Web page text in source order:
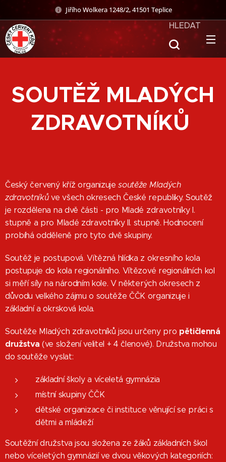
Jiřího Wolkera 1248/2, 41501 Teplice
HLEDAT
SOUTĚŽ MLADÝCH
ZDRAVOTNÍKŮ
Český červený kříž organizujesoutěže Mladých
zdravotníkůve všech okresech České republiky. Soutěž
je rozdělena na dvě části - pro Mladé zdravotníky I.
stupně a pro Mladé zdravotníky II. stupně. Hodnocení
probíhá odděleně pro tyto dvě skupiny.
Soutěž je postupová. Vítězná hlídka z okresního kola
postupuje do kola regionálního. Vítězové regionálních kol
si měří síly na národním kole. V některých okresech z
důvodu velkého zájmu o soutěže ČČK organizuje i
základní a okrsková kola.
Soutěže Mladých zdravotníků jsou určeny pro pětičlenná
družstva (ve složení velitel + 4 členové). Družstva mohou
do soutěže vyslat:
základní školy a víceletá gymnázia
místní skupiny ČČK
dětské organizace či instituce věnující se práci s
dětmi a mládeží
Soutěžní družstva jsou složena ze žáků základních škol
nebo víceletých gymnázií ve dvou věkových kategoriích: